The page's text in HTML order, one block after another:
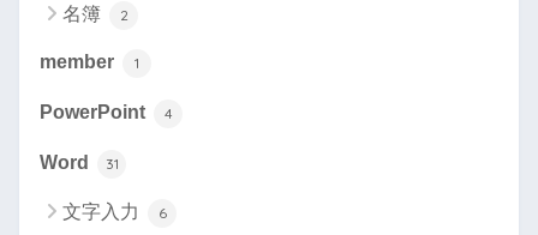
名簿 2
member 1
PowerPoint 4
Word 31
文字入力 6